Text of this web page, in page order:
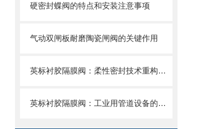
硬密封蝶阀的特点和安装注意事项
气动双闸板耐磨陶瓷闸阀的关键作用
英标衬胶隔膜阀：柔性密封技术重构工业流体控制新范式
英标衬胶隔膜阀：工业用管道设备的优选之选